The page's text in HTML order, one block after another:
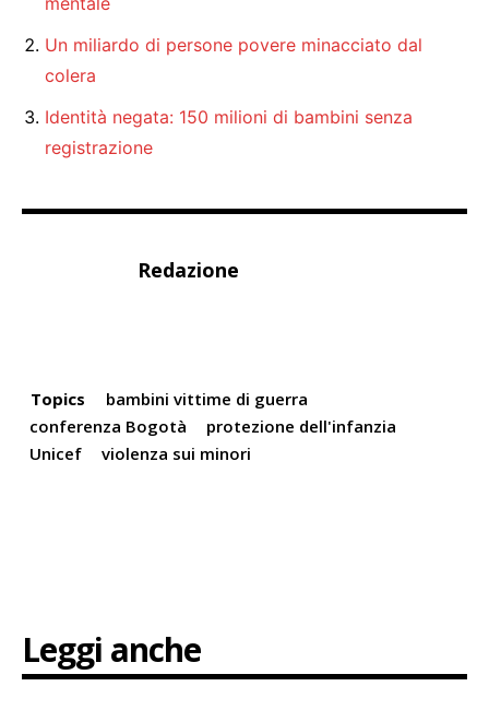
Un miliardo di persone povere minacciato dal
colera
Identità negata: 150 milioni di bambini senza
registrazione
Redazione
Topics
bambini vittime di guerra
conferenza Bogotà
protezione dell'infanzia
Unicef
violenza sui minori
Leggi anche